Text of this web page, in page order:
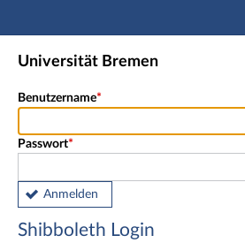
Hauptnavigation
Shibboleth Login
Universität Bremen
Benutzername
Passwort
Anmelden
Shibboleth Login